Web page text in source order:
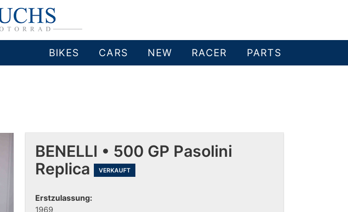
BIKES CARS NEW RACER PARTS
BENELLI • 500 GP Pasolini
Replica
VERKAUFT
Erstzulassung:
1969